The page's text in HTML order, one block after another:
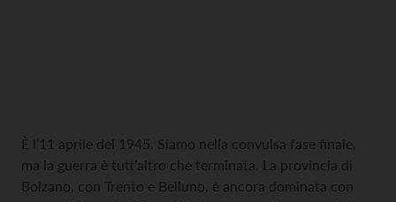
È l’11 aprile del 1945. Siamo nella convulsa fase finale,
ma la guerra è tutt’altro che terminata. La provincia di
Bolzano, con Trento e Belluno, è ancora dominata con